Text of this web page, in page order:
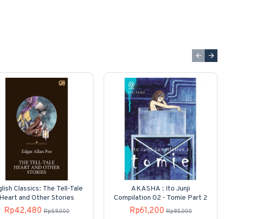
Classics: The Tell-Tale
Heart and Other Stories
Rp42,480 Rp59,000
AKASHA : Ito Junji
Compilation 02 - Tomie Part 2
Rp61,200 Rp85,000